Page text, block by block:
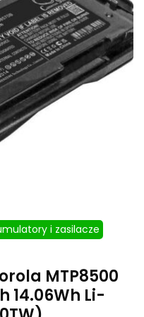
i zasilacze
MTP8500
14.06Wh Li-